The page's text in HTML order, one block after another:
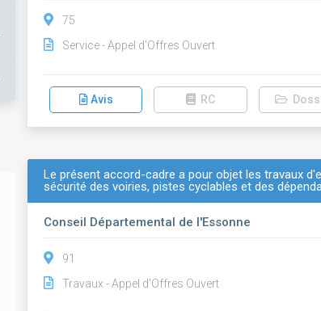
75
Service - Appel d'Offres Ouvert
Avis RC
Le présent accord-cadre a pour objet les travaux
sécurité des voiries, pistes cyclables et des
Conseil Départemental de l'Essonne
91
Travaux - Appel d'Offres Ouvert